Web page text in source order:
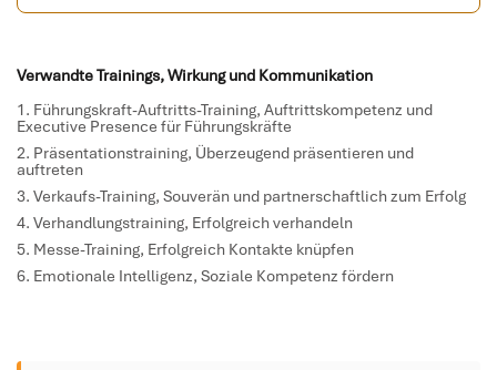
Verwandte Trainings, Wirkung und Kommunikation
Führungskraft-Auftritts-Training, Auftrittskompetenz und
Executive Presence für Führungskräfte
Präsentationstraining, Überzeugend präsentieren und
auftreten
Verkaufs-Training, Souverän und partnerschaftlich zum Erfolg
Verhandlungstraining, Erfolgreich verhandeln
Messe-Training, Erfolgreich Kontakte knüpfen
Emotionale Intelligenz, Soziale Kompetenz fördern